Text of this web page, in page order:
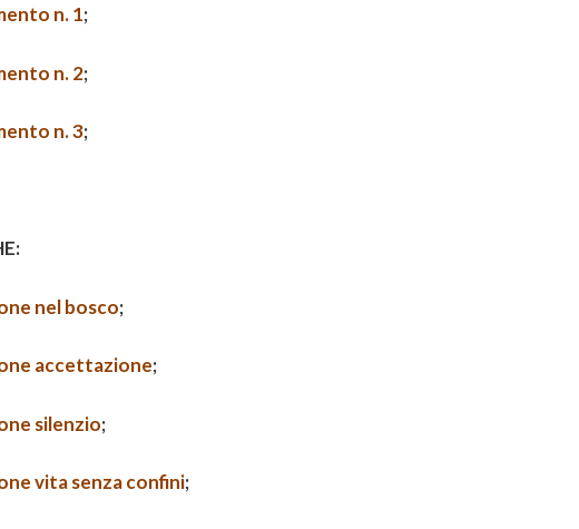
n. 1;
n. 2;
n. 3;
nel bosco;
accettazione;
silenzio;
vita senza confini;